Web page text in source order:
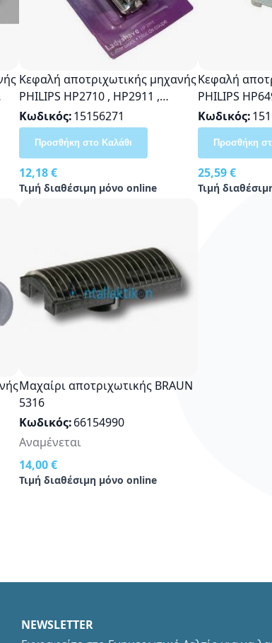
Κεφαλή αποτριχωτικής μηχανής
PHILIPS HP2710 , HP2911 ,
HP6302
Κωδικός 15156271
12,18 €
Τιμή διαθέσιμη μόνο online
Προσθήκη στο Καλάθι
Κεφαλή
PHILIPS
HP6493 ,
HP6503
Κωδικός
25,59 €
Τιμή
Προσθήκη
Μαχαίρι αποτριχωτικής BRAUN
5316
Κωδικός 66154990
14,00 €
Τιμή διαθέσιμη μόνο online
Αναμένεται
NEWSLETTER